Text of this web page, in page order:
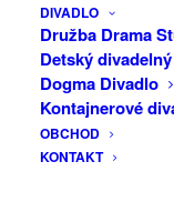
DIVADLO
Družba Drama
Detský
Dogma Divadlo
Kontajnerové
OBCHOD
KONTAKT
https://